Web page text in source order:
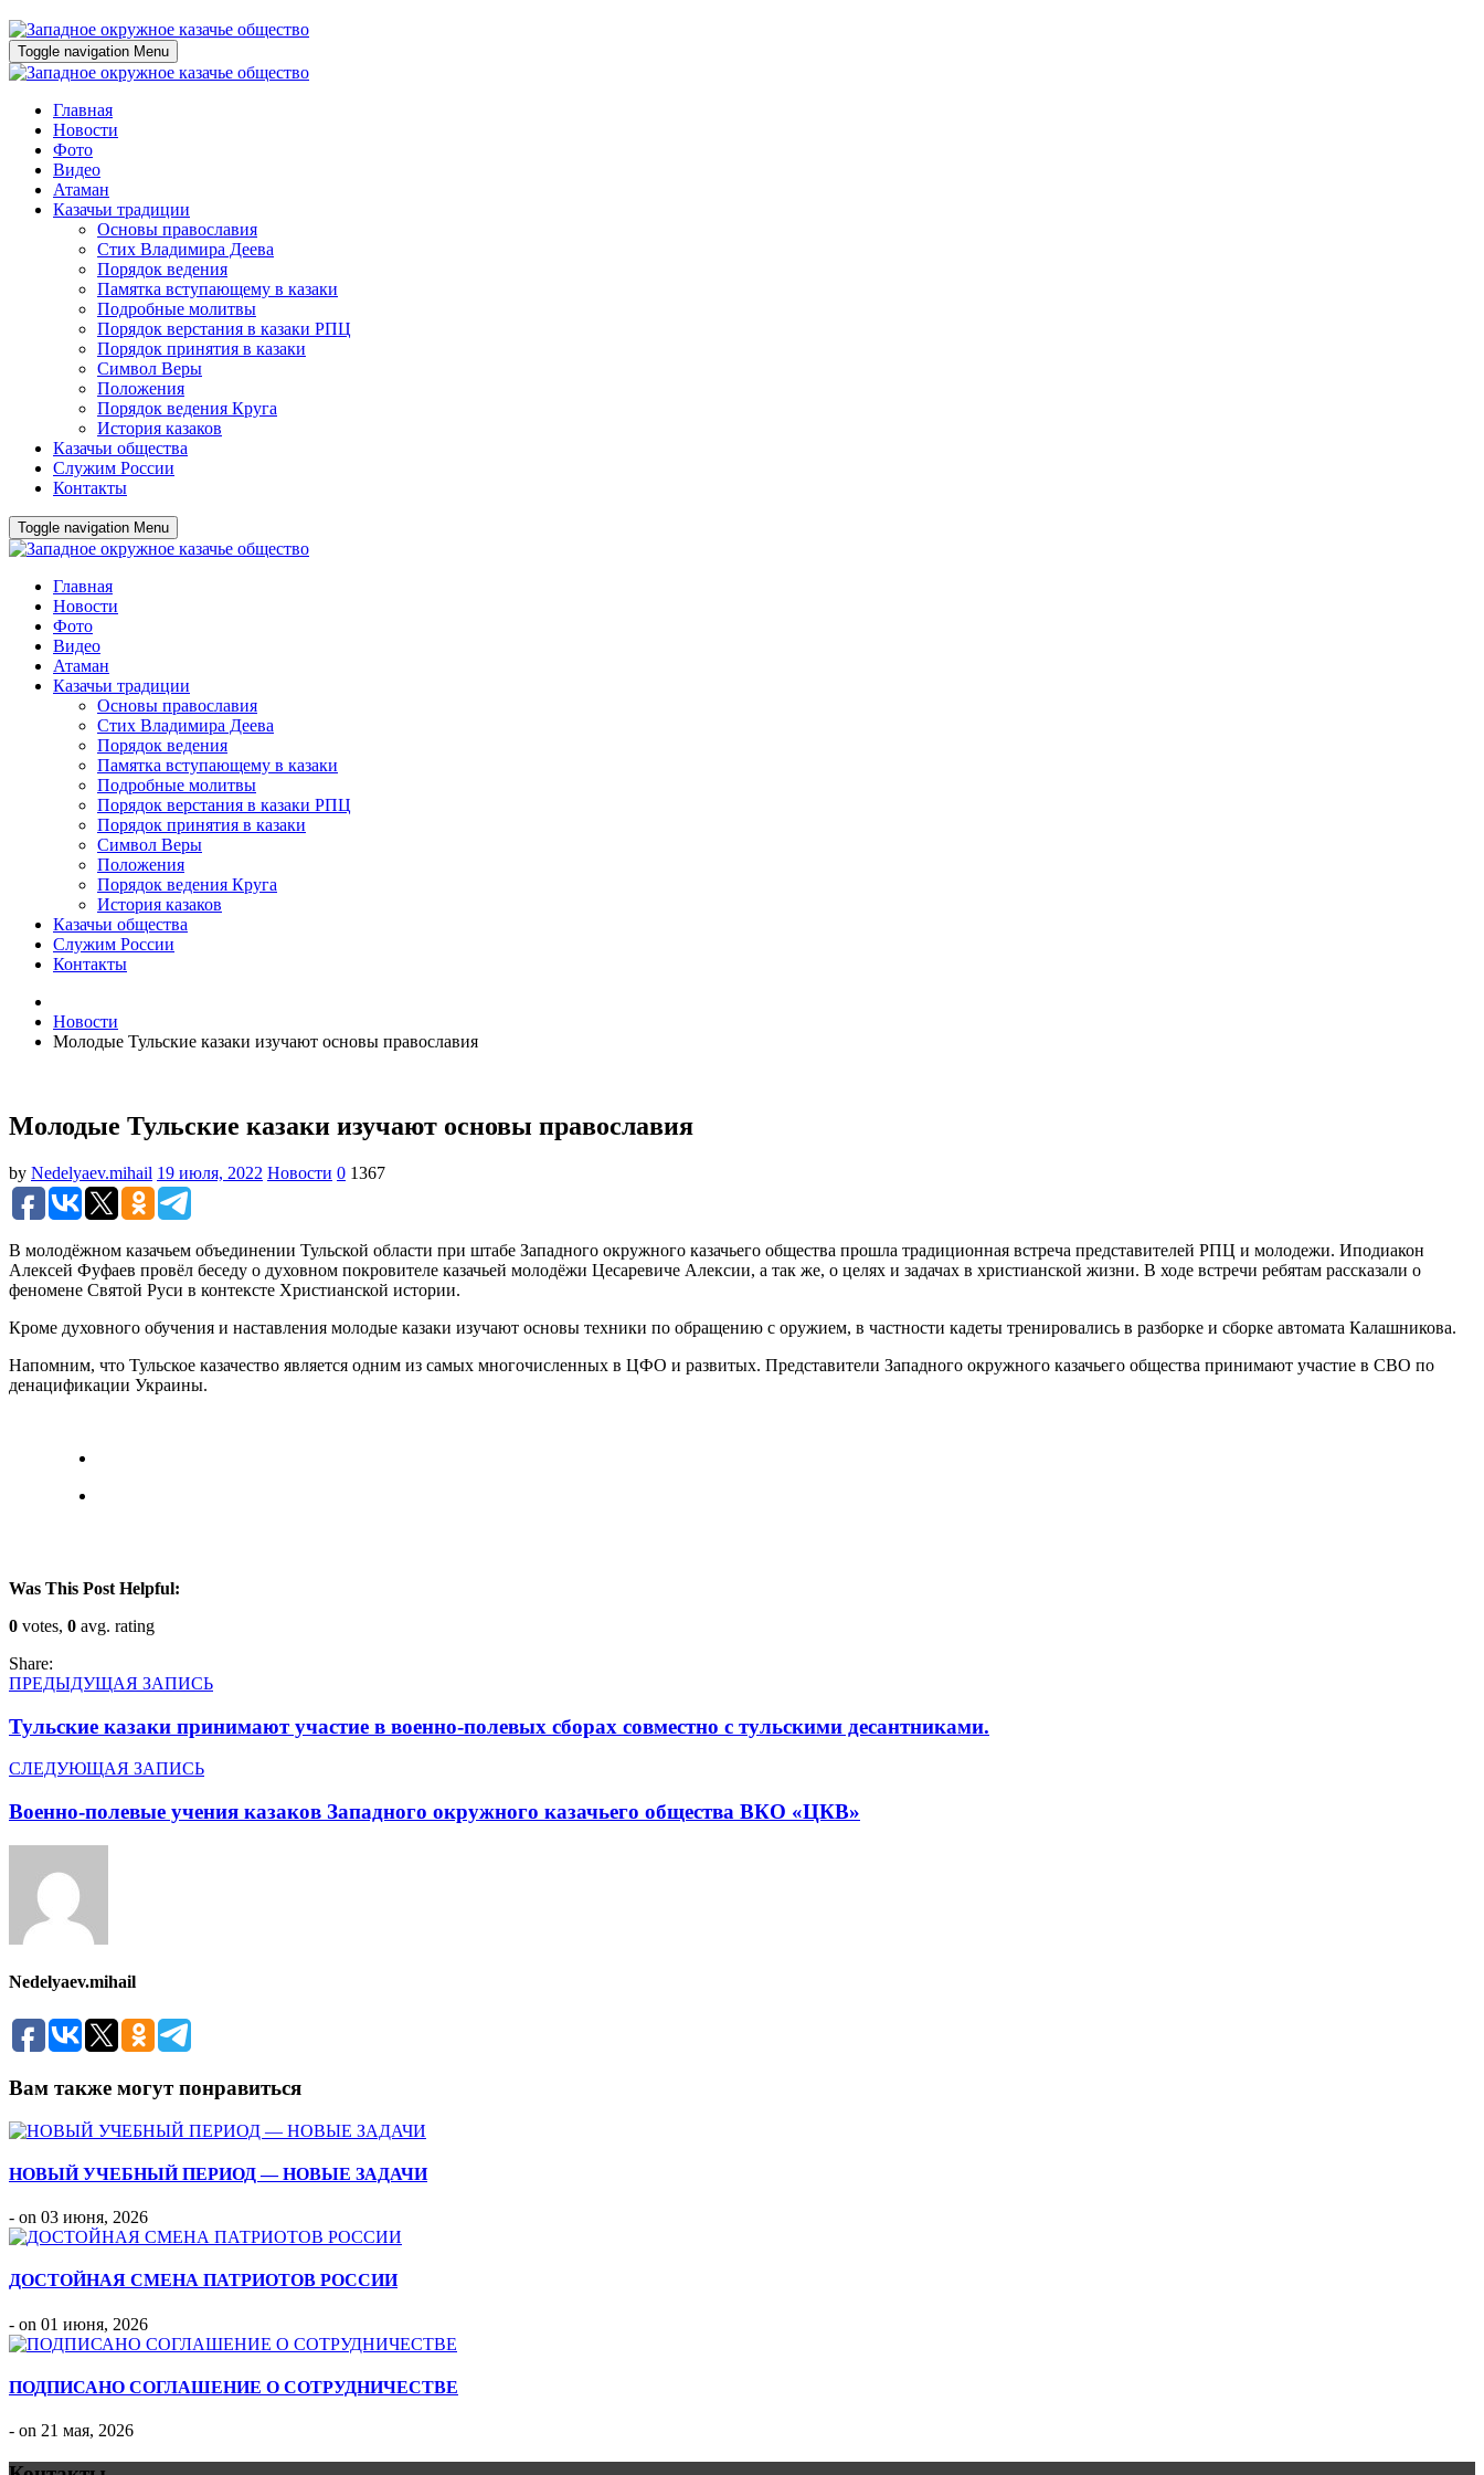
Toggle navigation Menu
Главная
Новости
Фото
Видео
Атаман
Казачьи традиции
Основы православия
Стих Владимира Деева
Порядок ведения
Памятка вступающему в казаки
Подробные молитвы
Порядок верстания в казаки РПЦ
Порядок принятия в казаки
Символ Веры
Положения
Порядок ведения Круга
История казаков
Казачьи общества
Служим России
Контакты
Toggle navigation Menu
Главная
Новости
Фото
Видео
Атаман
Казачьи традиции
Основы православия
Стих Владимира Деева
Порядок ведения
Памятка вступающему в казаки
Подробные молитвы
Порядок верстания в казаки РПЦ
Порядок принятия в казаки
Символ Веры
Положения
Порядок ведения Круга
История казаков
Казачьи общества
Служим России
Контакты
Новости
Молодые Тульские казаки изучают основы православия
Молодые Тульские казаки изучают основы православия
by Nedelyaev.mihail 19 июля, 2022 Новости 0 1367
В молодёжном казачьем объединении Тульской области при штабе Западного окружного казачьего общества прошла традиционная встреча представителей РПЦ и молодежи. Иподиакон
Алексей Фуфаев провёл беседу о духовном покровителе казачьей молодёжи Цесаревиче Алексии, а так же, о целях и задачах в христианской жизни. В ходе встречи ребятам рассказали о
феномене Святой Руси в контексте Христианской истории.
Кроме духовного обучения и наставления молодые казаки изучают основы техники по обращению с оружием, в частности кадеты тренировались в разборке и сборке автомата Калашникова.
Напомним, что Тульское казачество является одним из самых многочисленных в ЦФО и развитых. Представители Западного окружного казачьего общества принимают участие в СВО по
денацификации Украины.
Was This Post Helpful:
0 votes, 0 avg. rating
Share:
ПРЕДЫДУЩАЯ ЗАПИСЬ
Тульские казаки принимают участие в военно-полевых сборах совместно с тульскими десантниками.
СЛЕДУЮЩАЯ ЗАПИСЬ
Военно-полевые учения казаков Западного окружного казачьего общества ВКО «ЦКВ»
Nedelyaev.mihail
Вам также могут понравиться
НОВЫЙ УЧЕБНЫЙ ПЕРИОД — НОВЫЕ ЗАДАЧИ
- on 03 июня, 2026
ДОСТОЙНАЯ СМЕНА ПАТРИОТОВ РОССИИ
- on 01 июня, 2026
ПОДПИСАНО СОГЛАШЕНИЕ О СОТРУДНИЧЕСТВЕ
- on 21 мая, 2026